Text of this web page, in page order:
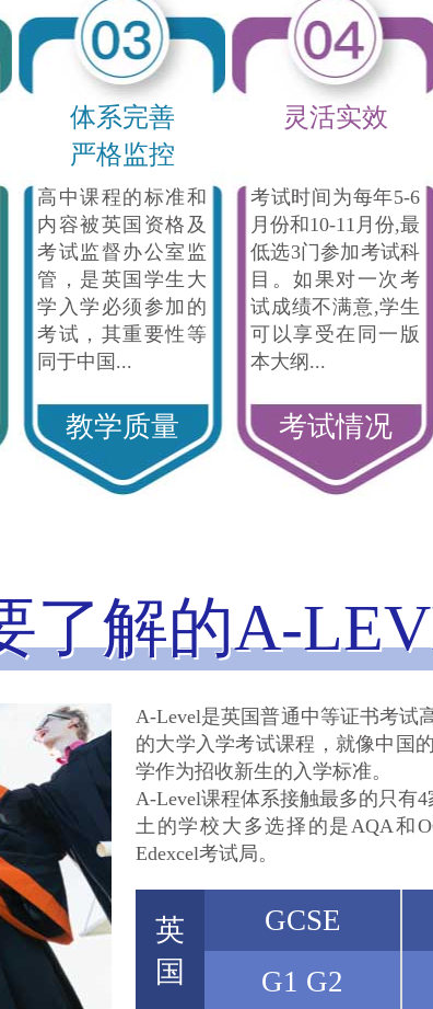
体系完善
严格监控
高中课程的标准和
内容被英国资格及
考试监督办公室监
管，是英国学生大
学入学必须参加的
考试，其重要性等
同于中国...
教学质量
灵活实效
考试时间为每年5-6
月份和10-11月份,最
低选3门参加考试科
目。如果对一次考
试成绩不满意,学生
可以享受在同一版
本大纲...
考试情况
了解的A-
A-Level是英国普通中等证书考试
的大学入学考试课程，就像中国
学作为招收新生的入学标准。
A-Level课程体系接触最多的只有
土的学校大多选择的是AQA和
Edexcel考试局。
英
国
GCSE
G1 G2